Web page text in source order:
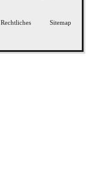
Rechtliches Sitemap